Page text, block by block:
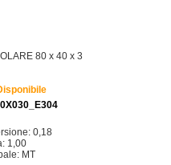
80 x 40 x 3
0,18
1,00
MT